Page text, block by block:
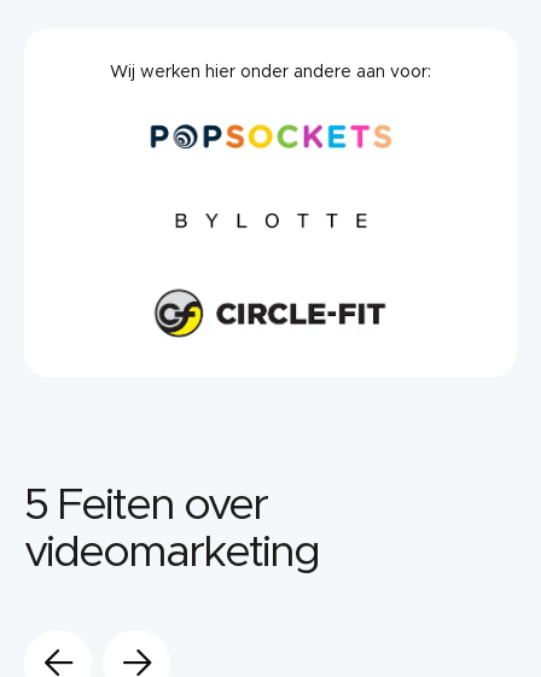
Wij werken hier onder andere aan voor:
5 Feiten over
videomarketing